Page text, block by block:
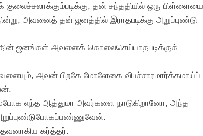
தன் சந்ததியில் ஒரு பிள்ளையை
அவனைத் தன் ஜனத்தில் இராதபடிக்கு அறுப்புண்டு
ஜனங்கள் அவனைக் கொலைசெய்யாதபடிக்குக்
அவன் பிறகே மோளேகை விபச்சாரமார்க்கமாய்ப்
எந்த ஆத்துமா அவர்களை நாடுகிறானோ, அந்த
கர்த்தர்.